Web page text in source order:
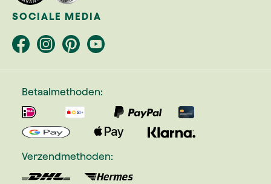
SOCIALE MEDIA
Betaalmethoden:
Verzendmethoden: